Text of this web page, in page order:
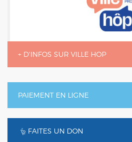
+ D'INFOS SUR VILLE HOP
PAIEMENT EN LIGNE
FAITES UN DON